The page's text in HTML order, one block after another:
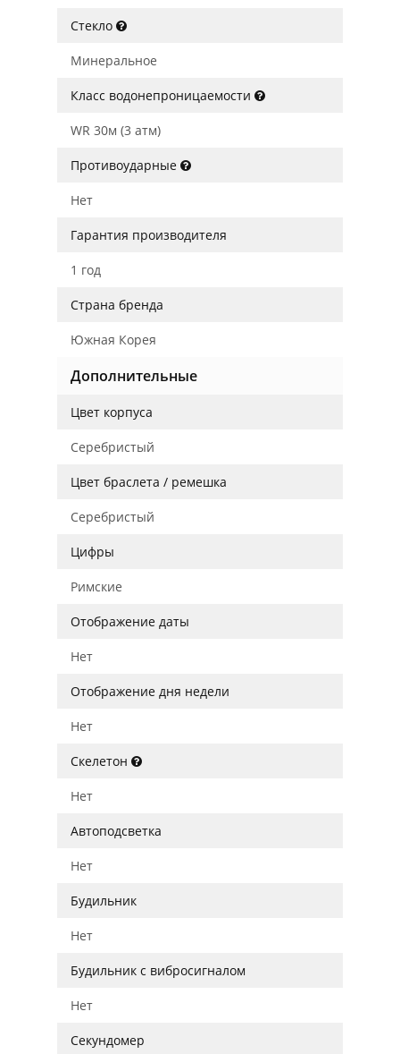
Стекло
Минеральное
Класс водонепроницаемости
WR 30м (3 атм)
Противоударные
Нет
Гарантия производителя
1 год
Страна бренда
Южная Корея
Дополнительные
Цвет корпуса
Серебристый
Цвет браслета / ремешка
Серебристый
Цифры
Римские
Отображение даты
Нет
Отображение дня недели
Нет
Скелетон
Нет
Автоподсветка
Нет
Будильник
Нет
Будильник с вибросигналом
Нет
Секундомер